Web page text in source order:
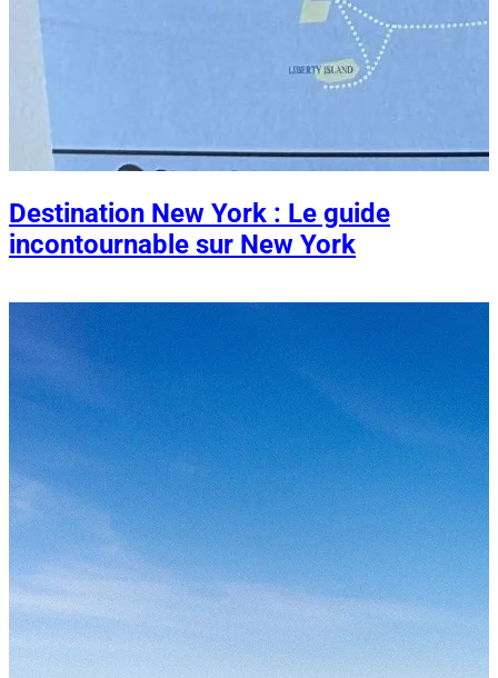
Destination New York : Le guide
incontournable sur New York